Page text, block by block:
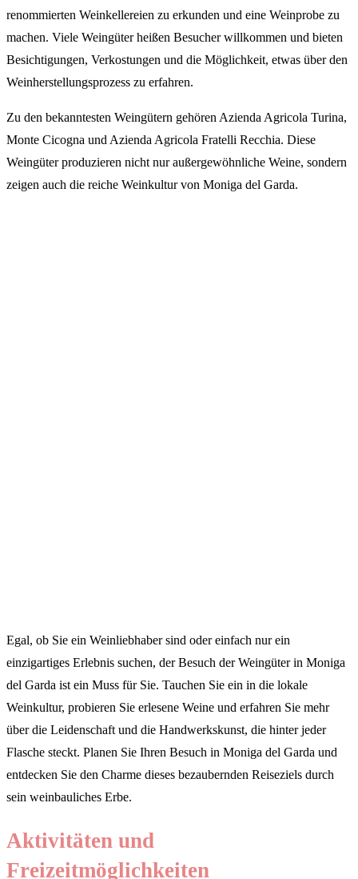
renommierten Weinkellereien zu erkunden und eine Weinprobe zu
machen. Viele Weingüter heißen Besucher willkommen und bieten
Besichtigungen, Verkostungen und die Möglichkeit, etwas über den
Weinherstellungsprozess zu erfahren.
Zu den bekanntesten Weingütern gehören Azienda Agricola Turina,
Monte Cicogna und Azienda Agricola Fratelli Recchia. Diese
Weingüter produzieren nicht nur außergewöhnliche Weine, sondern
zeigen auch die reiche Weinkultur von Moniga del Garda.
Egal, ob Sie ein Weinliebhaber sind oder einfach nur ein
einzigartiges Erlebnis suchen, der Besuch der Weingüter in Moniga
del Garda ist ein Muss für Sie. Tauchen Sie ein in die lokale
Weinkultur, probieren Sie erlesene Weine und erfahren Sie mehr
über die Leidenschaft und die Handwerkskunst, die hinter jeder
Flasche steckt. Planen Sie Ihren Besuch in Moniga del Garda und
entdecken Sie den Charme dieses bezaubernden Reiseziels durch
sein weinbauliches Erbe.
Aktivitäten und
Freizeitmöglichkeiten